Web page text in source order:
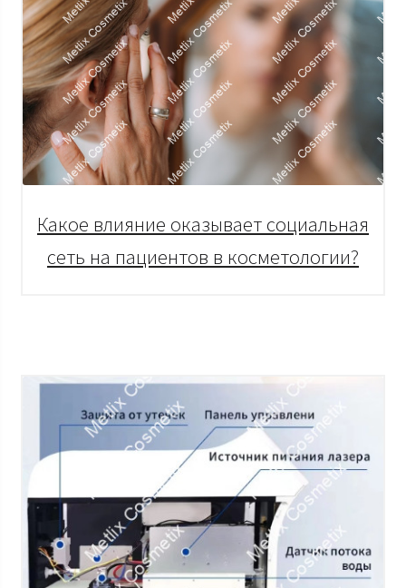
Какое влияние оказывает социальная
сеть на пациентов в косметологии?